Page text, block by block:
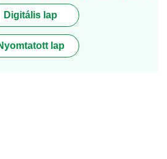
Digitális lap
lap